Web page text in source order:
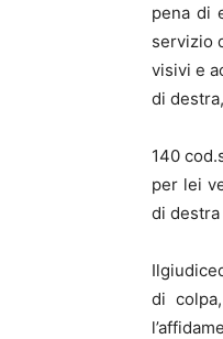
pena di
servizio
visivi e
di
140
per lei
di destra
di